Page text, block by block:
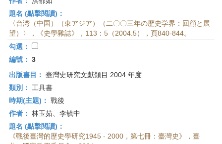
題名 (點擊閱讀)：
〈台湾（中国）（東アジア）（二〇〇三年の歴史学界：回顧と展
望）〉，《史學雜誌》，113：5（2004.5），頁840-844。
勾選：
編號： 3
出版書目： 臺灣史研究文獻類目 2004 年度
類別：
工具書
時期(主題)： 戰後
作者： 林玉茹、李毓中
題名 (點擊閱讀)：
《戰後臺灣的歷史學研究1945 - 2000，第七冊：臺灣史》，臺